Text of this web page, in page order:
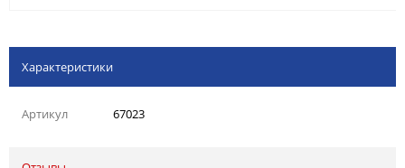
Характеристики
Артикул 67023